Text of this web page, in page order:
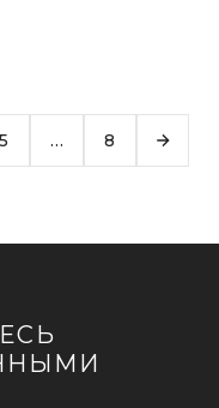
5 … 8